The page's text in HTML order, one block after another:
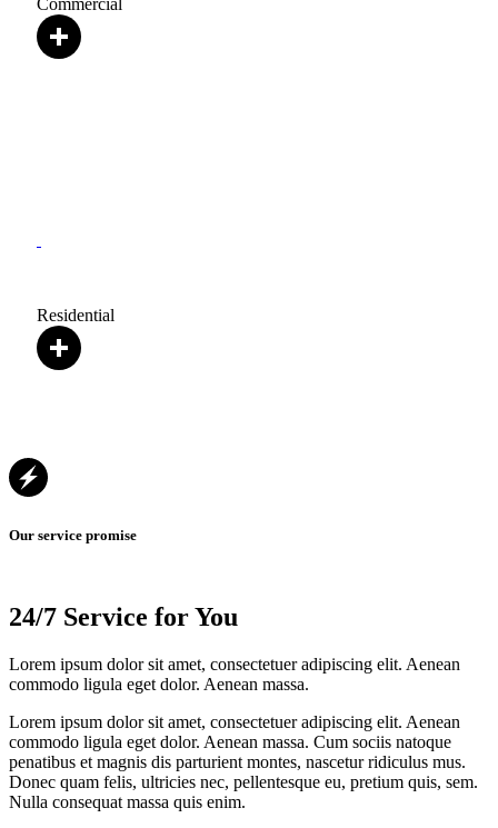
Commercial
Residential
Our service promise
24/7 Service for You
Lorem ipsum dolor sit amet, consectetuer adipiscing elit. Aenean
commodo ligula eget dolor. Aenean massa.
Lorem ipsum dolor sit amet, consectetuer adipiscing elit. Aenean
commodo ligula eget dolor. Aenean massa. Cum sociis natoque
penatibus et magnis dis parturient montes, nascetur ridiculus mus.
Donec quam felis, ultricies nec, pellentesque eu, pretium quis, sem.
Nulla consequat massa quis enim.